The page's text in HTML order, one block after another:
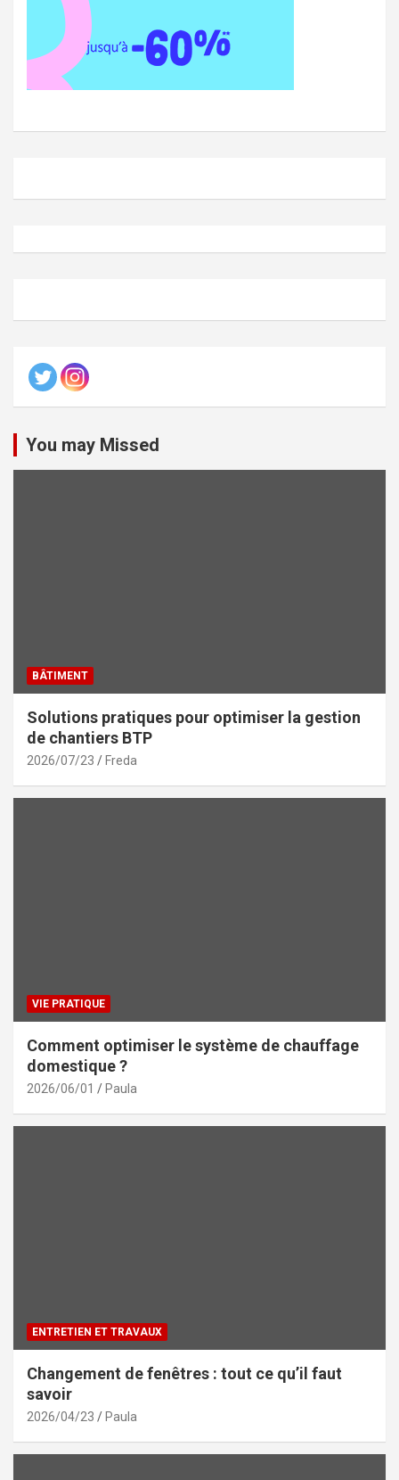
You may Missed
BÂTIMENT
Solutions pratiques pour optimiser la gestion
de chantiers BTP
2026/07/23 Freda
VIE PRATIQUE
Comment optimiser le système de chauffage
domestique ?
2026/06/01 Paula
ENTRETIEN ET TRAVAUX
Changement de fenêtres : tout ce qu’il faut
savoir
2026/04/23 Paula